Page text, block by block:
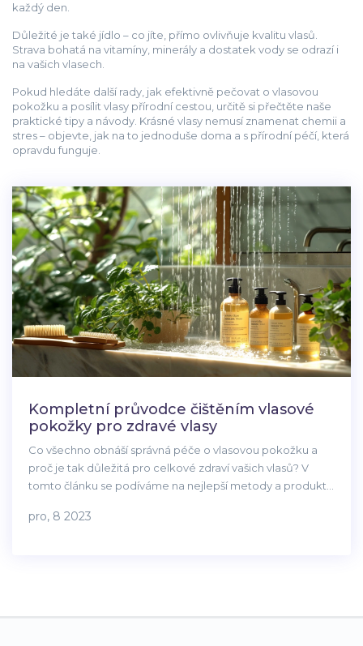
každý den.
Důležité je také jídlo – co jíte, přímo ovlivňuje kvalitu vlasů.
Strava bohatá na vitamíny, minerály a dostatek vody se odrazí i
na vašich vlasech.
Pokud hledáte další rady, jak efektivně pečovat o vlasovou
pokožku a posílit vlasy přírodní cestou, určitě si přečtěte naše
praktické tipy a návody. Krásné vlasy nemusí znamenat chemii a
stres – objevte, jak na to jednoduše doma a s přírodní péčí, která
opravdu funguje.
Kompletní průvodce čištěním vlasové
pokožky pro zdravé vlasy
Co všechno obnáší správná péče o vlasovou pokožku a
proč je tak důležitá pro celkové zdraví vašich vlasů? V
tomto článku se podíváme na nejlepší metody a produkty
odstranit nahromaděné nečistoty, zlepšit krevní oběh v
pro, 8 2023